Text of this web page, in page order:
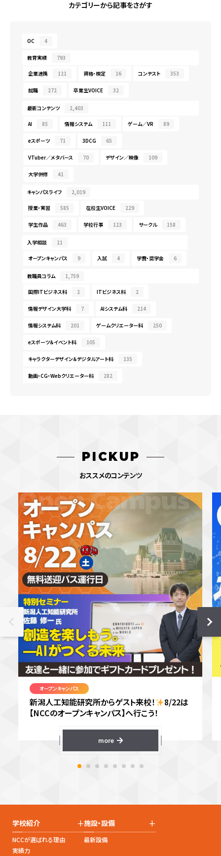
カテゴリーから記事をさがす
OC 4
教育実績 793
企業連携 121 資格・検定 16 コンテスト 353
就職 272 卒業生VOICE 32
最新コンテンツ 2,403
AI 85 情報システム 111 ゲーム／VR 89
eスポーツ 71 3DCG 65
VTuber／メタバース 70 デザイン／映像 109
大学併修 41
キャンパスライフ 2,019
授業・実習 585 在校生VOICE 229
学生作品 463 学校行事 123 サークル 158
入学相談 21
オープンキャンパス 9 入試 4 学費・奨学金 6
教職員コラム 1,759
国際ITビジネス科 2 ITビジネス科 2
情報デザイン大学科 7 AIシステム科 214
情報システム科 201 ゲームクリエーター科 250
eスポーツ＆イベント科 105
キャラクターデザイン＆デジタルアート科 135
動画・CG・Webクリエーター科 282
PICKUP
おススメのコンテンツ
オープンキャンパス
新潟人工知能研究所からゲスト来校！
8/22は
【NCCのオープンキャンパス】へ行こう！
more
学校紹介 +
NCCが選ばれる理由
実績力
施設・設備 +
最新設備